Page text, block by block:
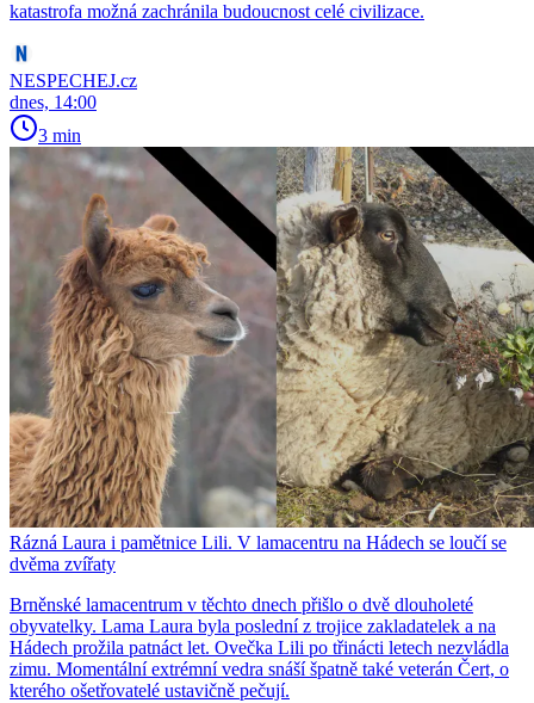
katastrofa možná zachránila budoucnost celé civilizace.
NESPECHEJ.cz
dnes, 14:00
3 min
Rázná Laura i pamětnice Lili. V lamacentru na Hádech se loučí se
dvěma zvířaty
Brněnské lamacentrum v těchto dnech přišlo o dvě dlouholeté
obyvatelky. Lama Laura byla poslední z trojice zakladatelek a na
Hádech prožila patnáct let. Ovečka Lili po třinácti letech nezvládla
zimu. Momentální extrémní vedra snáší špatně také veterán Čert, o
kterého ošetřovatelé ustavičně pečují.